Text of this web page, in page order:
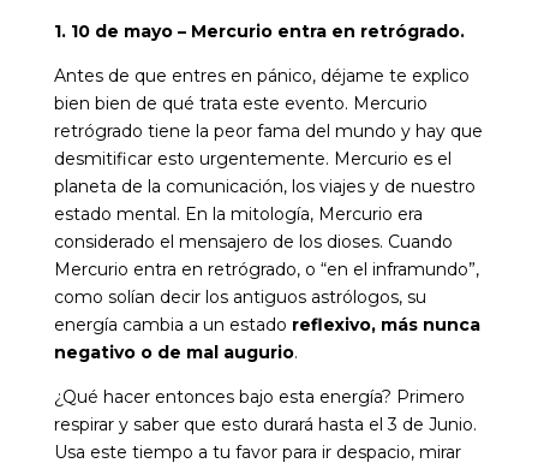
1. 10 de mayo – Mercurio entra en retrógrado.
Antes de que entres en pánico, déjame te explico
bien bien de qué trata este evento. Mercurio
retrógrado tiene la peor fama del mundo y hay que
desmitificar esto urgentemente. Mercurio es el
planeta de la comunicación, los viajes y de nuestro
estado mental. En la mitología, Mercurio era
considerado el mensajero de los dioses. Cuando
Mercurio entra en retrógrado, o “en el inframundo”,
como solían decir los antiguos astrólogos, su
energía cambia a un estado reflexivo, más nunca
negativo o de mal augurio.
¿Qué hacer entonces bajo esta energía? Primero
respirar y saber que esto durará hasta el 3 de Junio.
Usa este tiempo a tu favor para ir despacio, mirar